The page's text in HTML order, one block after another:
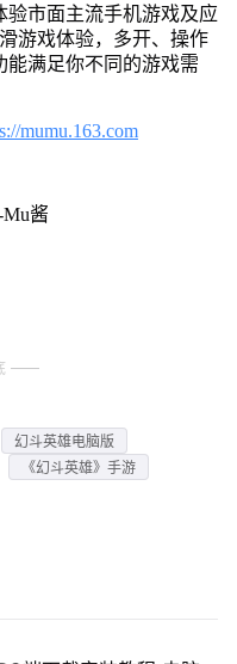
市面主流手机游戏及应
游戏体验，多开、操作
能满足你不同的游戏需
mumu.163.com
酱
幻斗英雄电脑版
《幻斗英雄》手游